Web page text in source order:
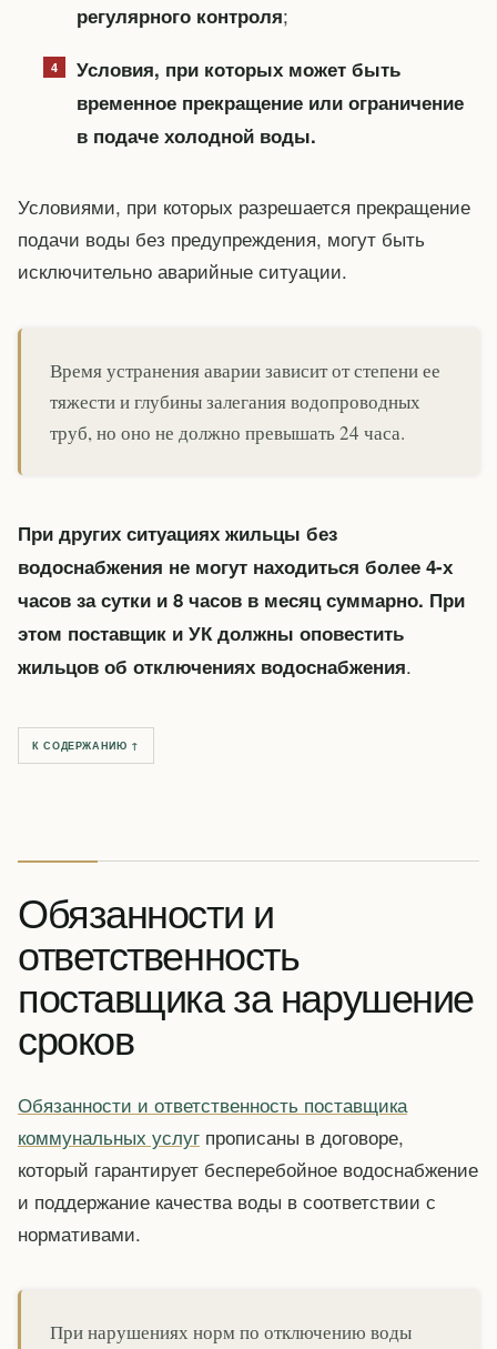
регулярного контроля;
Условия, при которых может быть
временное прекращение или ограничение
в подаче холодной воды.
Условиями, при которых разрешается прекращение
подачи воды без предупреждения, могут быть
исключительно аварийные ситуации.
Время устранения аварии зависит от степени ее
тяжести и глубины залегания водопроводных
труб, но оно не должно превышать 24 часа.
При других ситуациях жильцы без
водоснабжения не могут находиться более 4-х
часов за сутки и 8 часов в месяц суммарно. При
этом поставщик и УК должны оповестить
жильцов об отключениях водоснабжения.
К СОДЕРЖАНИЮ ↑
Обязанности и
ответственность
поставщика за нарушение
сроков
Обязанности и ответственность поставщика
коммунальных услуг прописаны в договоре,
который гарантирует бесперебойное водоснабжение
и поддержание качества воды в соответствии с
нормативами.
При нарушениях норм по отключению воды